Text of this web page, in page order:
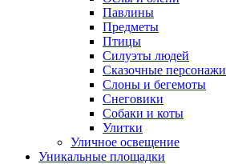
Павлины
Предметы
Птицы
Силуэты людей
Сказочные персонажи
Слоны и бегемоты
Снеговики
Собаки и коты
Улитки
Уличное освещение
Уникальные площадки